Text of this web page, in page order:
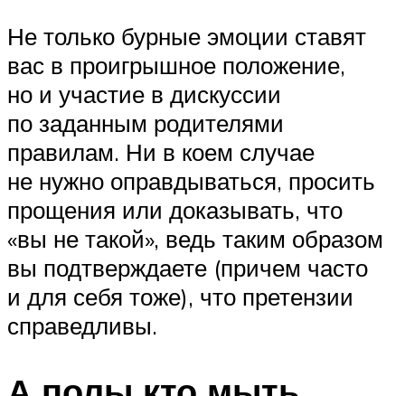
Не только бурные эмоции ставят
вас в проигрышное положение,
но и участие в дискуссии
по заданным родителями
правилам. Ни в коем случае
не нужно оправдываться, просить
прощения или доказывать, что
«вы не такой», ведь таким образом
вы подтверждаете (причем часто
и для себя тоже), что претензии
справедливы.